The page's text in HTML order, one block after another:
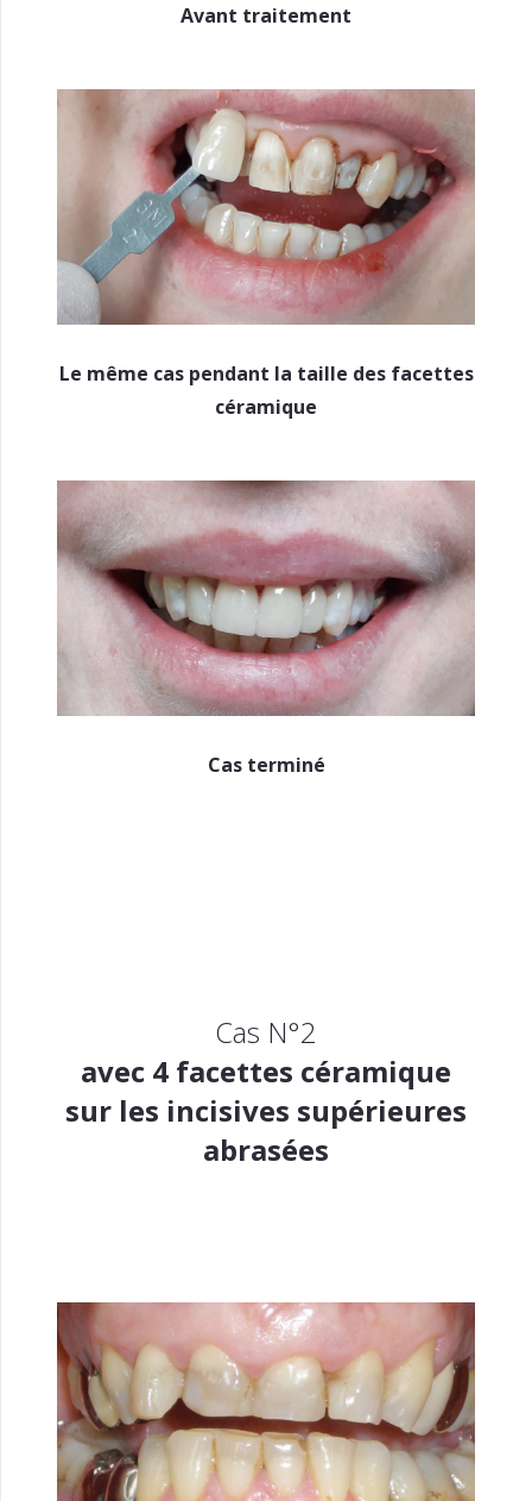
Avant traitement
Le même cas pendant la taille des facettes
céramique
Cas terminé
Cas N°2
avec 4 facettes céramique
sur les incisives supérieures
abrasées